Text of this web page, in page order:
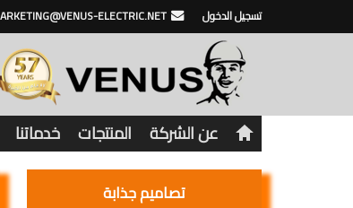
ELECTRIC.NET تسجيل الدخول
عن الشركة المنتجات خدماتنا
تصاميم جذابة